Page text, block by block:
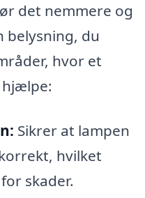
det nemmere og
belysning, du
hvor et
hjælpe:
Sikrer at lampen
hvilket
skader.